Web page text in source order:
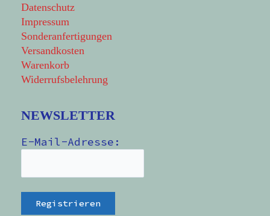
Datenschutz
Impressum
Sonderanfertigungen
Versandkosten
Warenkorb
Widerrufsbelehrung
NEWSLETTER
E-Mail-Adresse: